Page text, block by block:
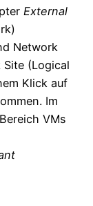
External
Network
(Logical
Klick auf
Im
VMs